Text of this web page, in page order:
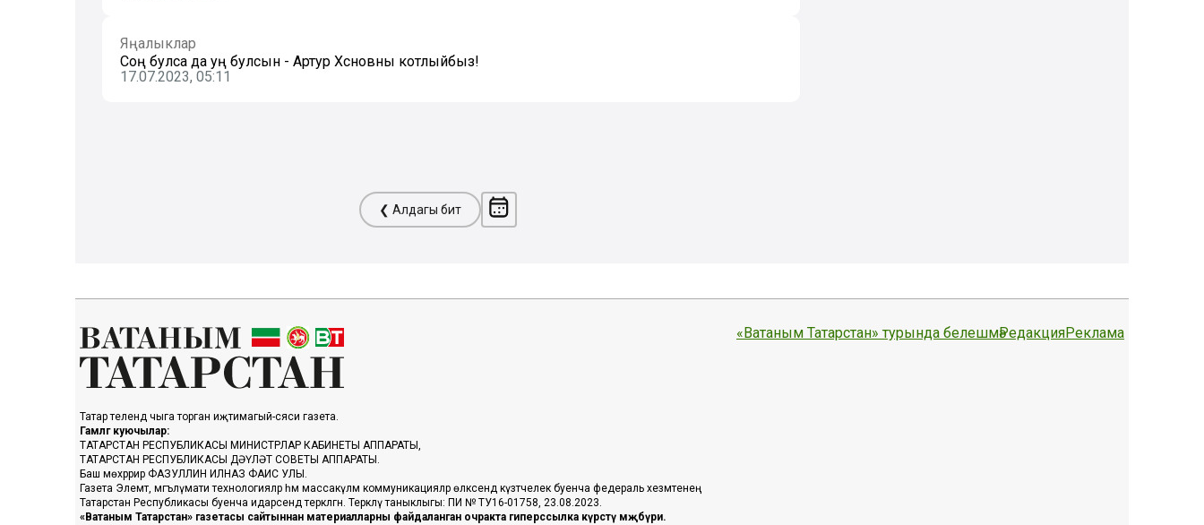
Яңалыклар
Соң булса да уң булсын - Артур Хәсәновны котлыйбыз!
17.07.2023, 05:11
❮ Алдагы бит
Татар телендә чыга торган иҗтимагый-сәяси газета.
Гамәлгә куючылар:
ТАТАРСТАН РЕСПУБЛИКАСЫ МИНИСТРЛАР КАБИНЕТЫ АППАРАТЫ,
ТАТАРСТАН РЕСПУБЛИКАСЫ ДӘҮЛӘТ СОВЕТЫ АППАРАТЫ.
Баш мөхәррир ФАЗУЛЛИН ИЛНАЗ ФАИС УЛЫ.
Газета Элемтә, мәгълүмати технологияләр һәм массакүләм коммуникацияләр өлкәсендә күзәтчелек буенча федераль хезмәтенең
Татарстан Республикасы буенча идарәсендә теркәлгән. Теркәлү таныклыгы: ПИ № ТУ16-01758, 23.08.2023.
«Ватаным Татарстан» газетасы сайтыннан материалларны файдаланган очракта гиперссылка күрсәтү мәҗбүри.
«Ватаным Татарстан» турында белешмәРедакцияРеклама